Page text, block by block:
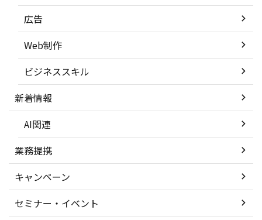
広告
Web制作
ビジネススキル
新着情報
AI関連
業務提携
キャンペーン
セミナー・イベント